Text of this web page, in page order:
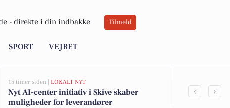
- direkte i din indbakke Tilmeld
SPORT VEJRET
15 timer siden | LOKALT NYT
Nyt AI-center initiativ i Skive skaber
muligheder for leverandører
Skive IK's
‹ ›